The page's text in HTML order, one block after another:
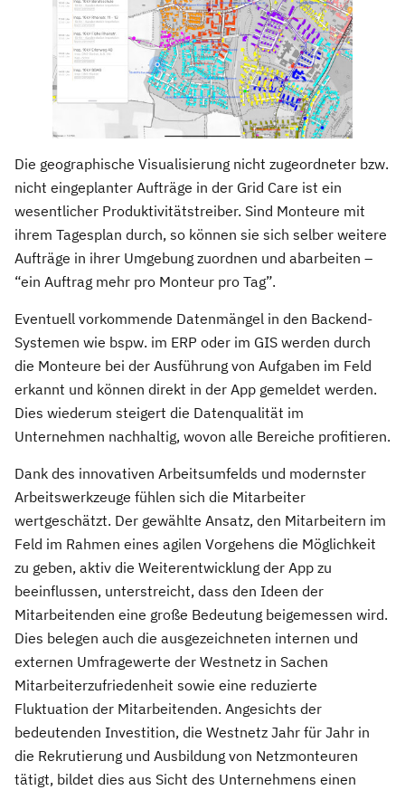
Die geographische Visualisierung nicht zugeordneter bzw.
nicht eingeplanter Aufträge in der Grid Care ist ein
wesentlicher Produktivitätstreiber. Sind Monteure mit
ihrem Tagesplan durch, so können sie sich selber weitere
Aufträge in ihrer Umgebung zuordnen und abarbeiten –
“ein Auftrag mehr pro Monteur pro Tag”.
Eventuell vorkommende Datenmängel in den Backend-
Systemen wie bspw. im ERP oder im GIS werden durch
die Monteure bei der Ausführung von Aufgaben im Feld
erkannt und können direkt in der App gemeldet werden.
Dies wiederum steigert die Datenqualität im
Unternehmen nachhaltig, wovon alle Bereiche profitieren.
Dank des innovativen Arbeitsumfelds und modernster
Arbeitswerkzeuge fühlen sich die Mitarbeiter
wertgeschätzt. Der gewählte Ansatz, den Mitarbeitern im
Feld im Rahmen eines agilen Vorgehens die Möglichkeit
zu geben, aktiv die Weiterentwicklung der App zu
beeinflussen, unterstreicht, dass den Ideen der
Mitarbeitenden eine große Bedeutung beigemessen wird.
Dies belegen auch die ausgezeichneten internen und
externen Umfragewerte der Westnetz in Sachen
Mitarbeiterzufriedenheit sowie eine reduzierte
Fluktuation der Mitarbeitenden. Angesichts der
bedeutenden Investition, die Westnetz Jahr für Jahr in
die Rekrutierung und Ausbildung von Netzmonteuren
tätigt, bildet dies aus Sicht des Unternehmens einen